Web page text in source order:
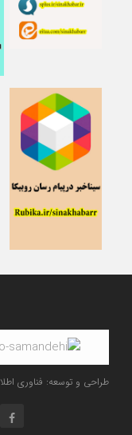
طراحی و توسعه: فناوری